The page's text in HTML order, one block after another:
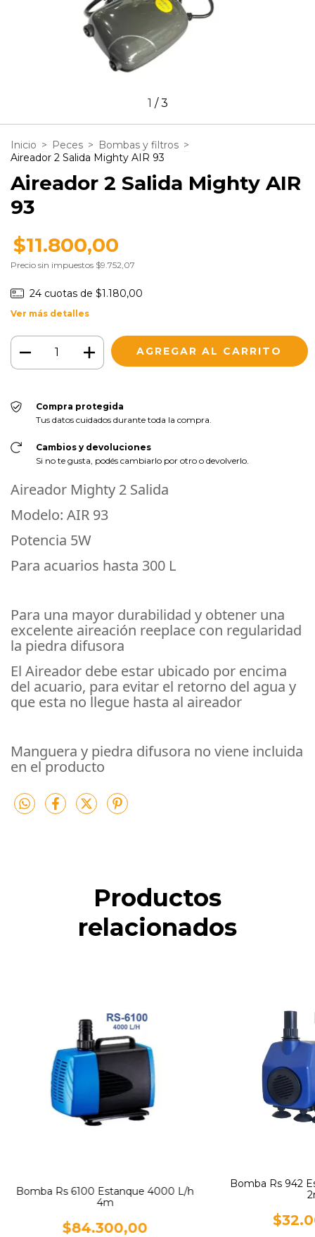
1 /3
Inicio > Peces > Bombas y filtros >
Aireador 2 Salida Mighty AIR 93
Aireador 2 Salida Mighty AIR
93
$11.800,00
Precio sin impuestos $9.752,07
24 cuotas de $1.180,00
Ver más detalles
Compra protegida
Tus datos cuidados durante toda la compra.
Cambios y devoluciones
Si no te gusta, podés cambiarlo por otro o devolverlo.
Aireador Mighty 2 Salida
Modelo: AIR 93
Potencia 5W
Para acuarios hasta 300 L
Para una mayor durabilidad y obtener una
excelente aireación reeplace con regularidad
la piedra difusora
El Aireador debe estar ubicado por encima
del acuario, para evitar el retorno del agua y
que esta no llegue hasta al aireador
Manguera y piedra difusora no viene incluida
en el producto
Productos
relacionados
Bomba Rs 6100 Estanque 4000 L/h
4m
$84.300,00
Bomba Rs 942